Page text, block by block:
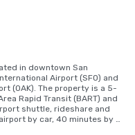
in downtown San
Airport (SFO) and
(OAK). The property is a 5-
Rapid Transit (BART) and
shuttle, rideshare and
by car, 40 minutes by
District, in the heart of